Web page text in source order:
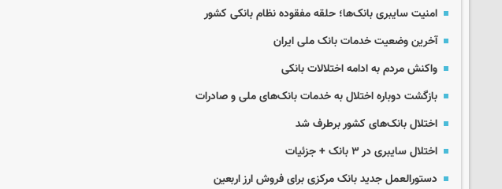
امنیت سایبری بانک‌ها؛ حلقه مفقوده نظام بانکی کشور
آخرین وضعیت خدمات بانک ملی ایران
واکنش مردم به ادامه اختلالات بانکی
بازگشت دوباره اختلال به خدمات بانک‌های ملی و صادرات
اختلال بانک‌های کشور برطرف شد
اختلال سایبری در ۳ بانک + جزئیات
دستورالعمل جدید بانک مرکزی برای فروش ارز اربعین